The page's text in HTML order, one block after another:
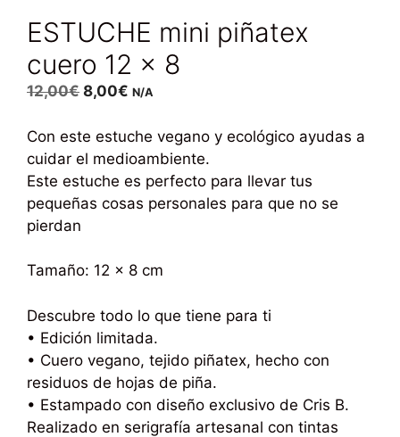
ESTUCHE mini piñatex
cuero 12 x 8
12,00€ 8,00€ N/A
Con este estuche vegano y ecológico ayudas a
cuidar el medioambiente.
Este estuche es perfecto para llevar tus
pequeñas cosas personales para que no se
pierdan
Tamaño: 12 x 8 cm
Descubre todo lo que tiene para ti
• Edición limitada.
• Cuero vegano, tejido piñatex, hecho con
residuos de hojas de piña.
• Estampado con diseño exclusivo de Cris B.
Realizado en serigrafía artesanal con tintas